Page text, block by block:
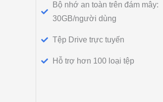
Bộ nhớ an toàn trên đám mây:
30GB/người dùng
Tệp Drive trực tuyến
Hỗ trợ hơn 100 loại tệp